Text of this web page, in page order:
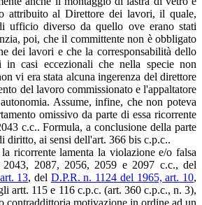
attribuito al Direttore dei lavori, il quale,
ufficio diverso da quello ove erano stati
poi, che il committente non è obbligato
dei lavori e che la corresponsabilità dello
in casi eccezionali che nella specie non
vi era stata alcuna ingerenza del direttore
del lavoro commissionato e l'appaltatore
Assume, infine, che non poteva
omissivo da parte di essa ricorrente
c.c.. Formula, a conclusione della parte
diritto, ai sensi dell'art. 366 bis c.p.c..
ricorrente lamenta la violazione e/o falsa
2043, 2087, 2056, 2059 e 2097 c.c., del
13, del D.P.R. n. 1124 del 1965, art. 10,
artt. 115 e 116 c.p.c. (art. 360 c.p.c., n. 3),
contraddittoria motivazione in ordine ad un